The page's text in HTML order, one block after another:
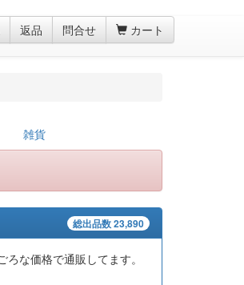
返品 問合せ カート
雑貨
総出品数 23,890
な価格で通販してます。